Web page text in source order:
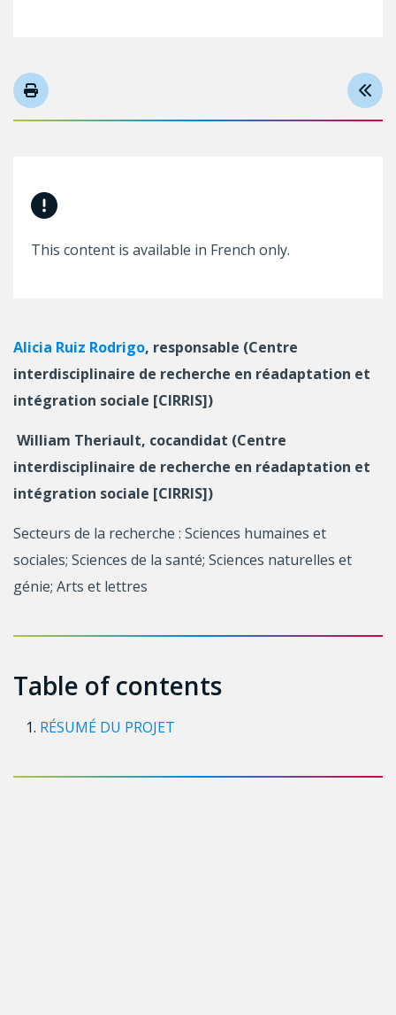
This content is available in French only.
Alicia Ruiz Rodrigo, responsable (Centre
interdisciplinaire de recherche en réadaptation et
intégration sociale [CIRRIS])
William Theriault, cocandidat (Centre
interdisciplinaire de recherche en réadaptation et
intégration sociale [CIRRIS])
Secteurs de la recherche : Sciences humaines et
sociales; Sciences de la santé; Sciences naturelles et
génie; Arts et lettres
Table of contents
RÉSUMÉ DU PROJET